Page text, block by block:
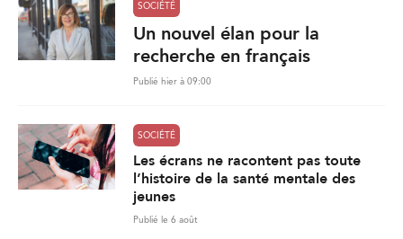
SOCIÉTÉ
Un nouvel élan pour la
recherche en français
Publié hier à 09:00
SOCIÉTÉ
Les écrans ne racontent pas toute
l’histoire de la santé mentale des
jeunes
Publié le 6 août